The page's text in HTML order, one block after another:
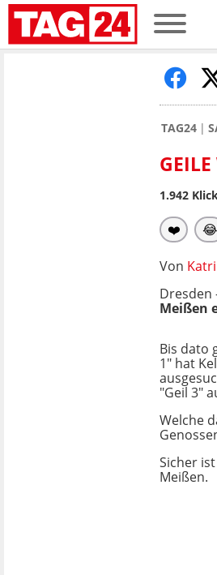
TAG24
1.942
❤️ 😂
Von
Dresden
Meißen
Bis dato
1" hat
"Geil 3"
Welche
Sicher
Meißen.